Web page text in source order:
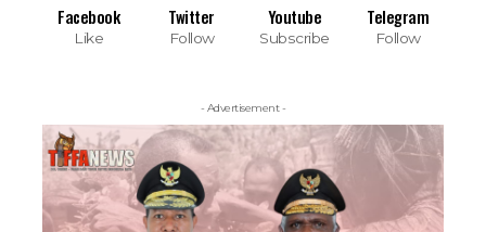
Facebook
Like
Twitter
Follow
Youtube
Subscribe
Telegram
Follow
- Advertisement -